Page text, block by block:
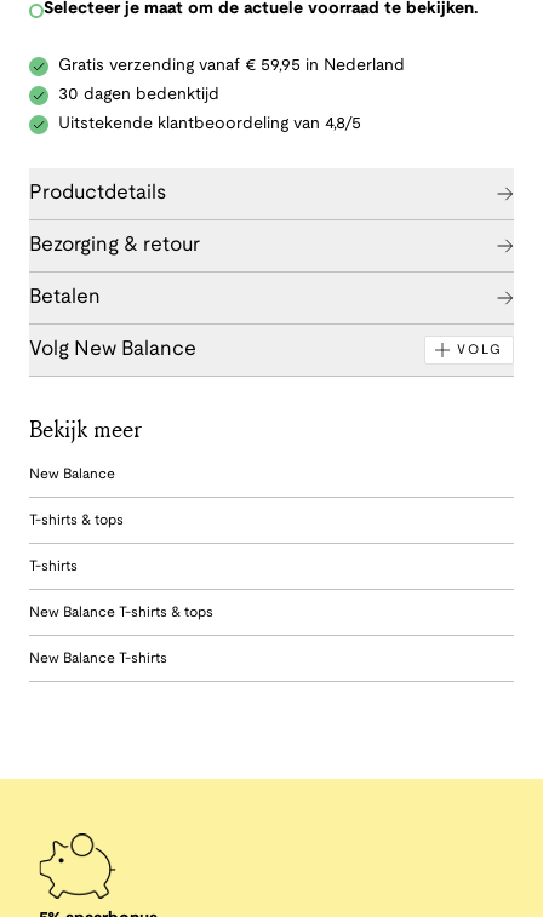
Selecteer je maat om de actuele voorraad te bekijken.
Gratis verzending vanaf € 59,95 in Nederland
30 dagen bedenktijd
Uitstekende klantbeoordeling van 4,8/5
Productdetails
Bezorging & retour
Betalen
Volg New Balance VOLG
Bekijk meer
New Balance
T-shirts & tops
T-shirts
New Balance T-shirts & tops
New Balance T-shirts